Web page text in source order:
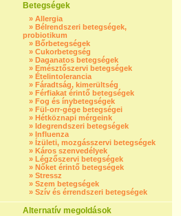
Betegségek
» Allergia
» Bélrendszeri betegségek,
probiotikum
» Bőrbetegségek
» Cukorbetegség
» Daganatos betegségek
» Emésztőszervi betegségek
» Ételintolerancia
» Fáradtság, kimerültség
» Férfiakat érintő betegségek
» Fog és ínybetegségek
» Fül-orr-gége betegségei
» Hétköznapi mérgeink
» Idegrendszeri betegségek
» Influenza
» Ízületi, mozgásszervi betegségek
» Káros szenvedélyek
» Légzőszervi betegségek
» Nőket érintő betegségek
» Stressz
» Szem betegségek
» Szív és érrendszeri betegségek
Alternatív megoldások